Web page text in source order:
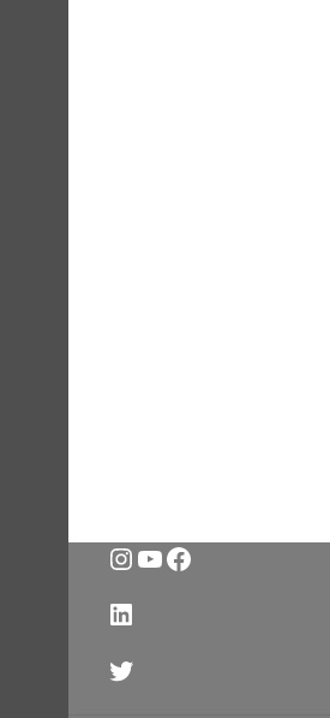
Instagram
YouTube
Facebook
LinkedIn
Twitter